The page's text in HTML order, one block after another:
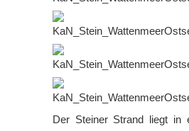
Der Steiner Strand liegt in